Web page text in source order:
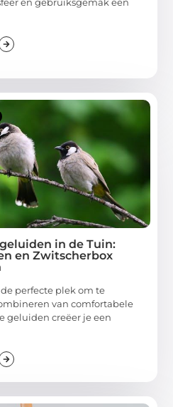
in de Tuin:
en Zwitscherbox
perfecte plek om te
van comfortabele
geluiden creëer je een